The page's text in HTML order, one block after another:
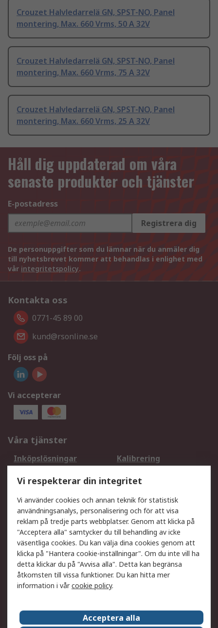
Crouzet Halvledarrelä GN, SPST-NO, Panel
montering, Max. 660 Vrms, 50 A 32V
Crouzet Halvledarrelä GN, SPST-NO, Panel
montering, Max. 660 Vrms, 75 A 32V
Crouzet Halvledarrelä GN, SPST-NO, Panel
montering, Max. 660 Vrms, 25 A 32V
Håll dig uppdaterad om våra
senaste produkter och tjänster
E-postadress
Registrera dig
De personuppgifter som du lämnar när du anmäler dig
till nyhetsbrevet kommer att behandlas i enlighet med
vår integritetspolicy.
Kontakta oss
0771-45 89 00
kund@rsonline.se
Följ oss på
Vi accepterar
Våra tjänster
Inköpslösningar
Kalibrering
DesignSpark
Teknisk Support
Ditt lokala säljteam
Exportlösningar
Support
Få hjälp
Retur av varor
Leverans
Spåra din order
Begär en fakturakopi
Fördelar med RS-konto
Betalningsalternativ
Om RS Försäljningsvillkor
Vi respekterar din integritet
Vi använder cookies och annan teknik för statistisk
användningsanalys, personalisering och för att visa
reklam på tredje parts webbplatser. Genom att klicka på
"Acceptera alla" samtycker du till behandling av icke
väsentliga cookies. Du kan välja dina cookies genom att
klicka på "Hantera cookie-inställningar". Om du inte vill ha
detta klickar du på "Avvisa alla". Detta kan begränsa
åtkomsten till vissa funktioner. Du kan hitta mer
information i vårcookie policy.
Acceptera alla